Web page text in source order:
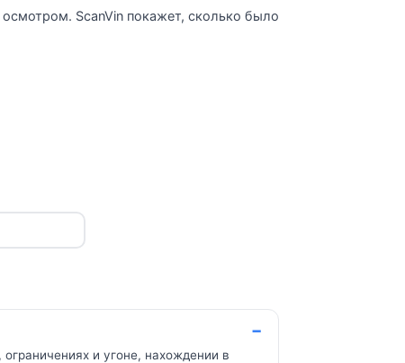
ScanVin покажет, сколько было
и угоне, нахождении в